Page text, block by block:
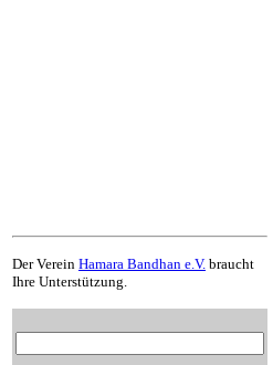
Der Verein Hamara Bandhan e.V. braucht
Ihre Unterstützung.